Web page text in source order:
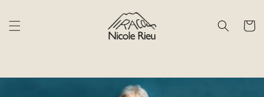
au
contenu
Panier